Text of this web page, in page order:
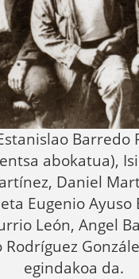
abokatua),
Daniel
Eugenio Ayuso
León, Angel
egindakoa da.